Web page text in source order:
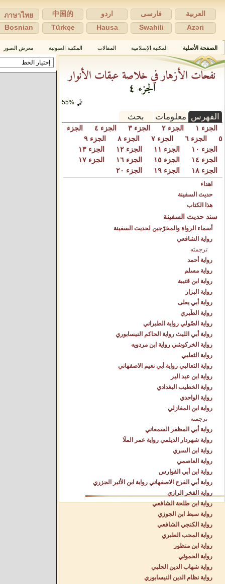
العربية فارسی اردو 中国的
ภาษาไทย
Azəri
Swahili
Hausa
Türkçe
Bosnian
الصفحة الأصلية المكتبة الإسلامية المقالات المكتبة الصوتية معرض الصور
نفحات الأزهار في خلاصة عبقات الأنوار
الجزء ٤
61%
الفهرس معلومات بحث
الجزء ١ الجزء ٢ الجزء ٣ الجزء ٤
الجزء
٥
الجزء ٦ الجزء ٧ الجزء ٨
الجزء ٩
الجزء ١٠
الجزء ١١ الجزء ١٢
الجزء ١٣
الجزء ١٤
الجزء ١٥ الجزء ١٦
الجزء ١٧
الجزء ١٨
الجزء ١٩ الجزء ٢٠
اهداء
حديث السفينة
هذا الكتاب
سند حديث السفينة
أسماء الرواة والمخرّجين لحديث السفينة
رواية الشافعي
ترجمته
رواية أحمد
رواية مسلم
رواية ابن قتيبة
رواية البزار
رواية أبي يعلى
رواية الطّبري
رواية الصّولي رواية الطبراني
رواية أبي الليث رواية الحاكم النيسابوري
رواية الخركوشي رواية ابن مردويه
رواية الثعلبي
رواية الثعالبي رواية أبي نعيم الاصفهاني
رواية ابن عبد البر
رواية الخطيب البغدادي
رواية الواحدي
رواية ابن المغازلي
ترجمته
رواية أبي المظفر السمعاني
رواية شهردار الديلمي رواية عمر الملّا
رواية ابن السري
رواية العاصمي
رواية ابن أبي الفوارس
رواية أبي الفرج الاصفهاني رواية ابن الأثير الجزري
رواية الفخر الرازي
رواية ابن طلحة الشافعي
رواية سبط ابن الجوزي
رواية الكنجي الشافعي
رواية المحب الطبري
رواية ابن منظور
رواية الحموئي
رواية شهاب الدين الحلبي
رواية نظام الدين النيسابوري